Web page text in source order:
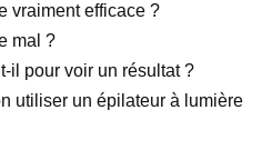
vraiment efficace ?
mal ?
il pour voir un résultat ?
utiliser un épilateur à lumière